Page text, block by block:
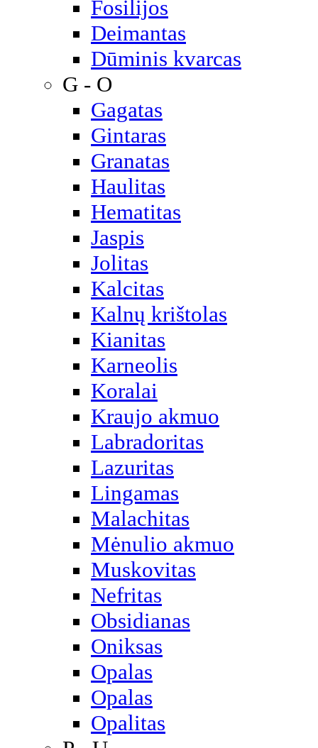
Fosilijos
Deimantas
Dūminis kvarcas
G - O
Gagatas
Gintaras
Granatas
Haulitas
Hematitas
Jaspis
Jolitas
Kalcitas
Kalnų krištolas
Kianitas
Karneolis
Koralai
Kraujo akmuo
Labradoritas
Lazuritas
Lingamas
Malachitas
Mėnulio akmuo
Muskovitas
Nefritas
Obsidianas
Oniksas
Opalas
Opalas
Opalitas